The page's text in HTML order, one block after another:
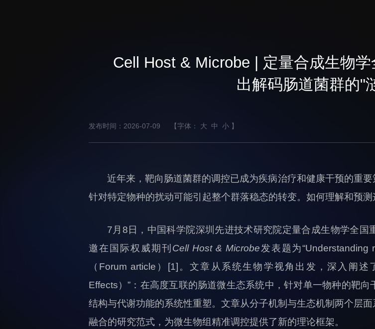
下载中心
Cell Host & Microbe | 定量合成生物
出解码肠道菌群的"
发布时间：2026-07-09 【字体： 大 中 小】
近年来，靶向肠道菌群的调控已成为疾病治疗和健康干预的重
针对特定物种的扰动可能引起整个群落稳态的转变。如何理解和预
7月8日，中国科学院深圳先进技术研究院定量合成生物学全
邀在国际权威期刊 Cell Host & Microbe发表题为“Understanding
（Forum article）[1]。文章从系统生物学视角出发，深入阐
Effects）”：在高度互联的肠道微生态系统中，针对单一物种的靶
结构与代谢功能的系统性重塑。文章从分子机制与生态机制两个层
融合的研究范式，为微生物组精准调控提供了新的理论框架。